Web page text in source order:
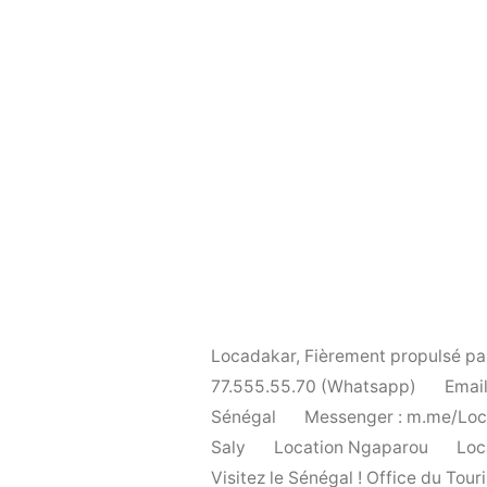
Locadakar, Fièrement propulsé
77.555.55.70 (Whatsapp)
Sénégal
Messenger : m.me/
Saly
Location Ngaparou
Visitez le Sénégal ! Office du